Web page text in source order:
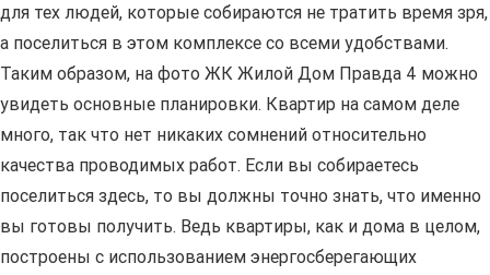
для тех людей, которые собираются не тратить время зря,
а поселиться в этом комплексе со всеми удобствами.
Таким образом, на фото ЖК Жилой Дом Правда 4 можно
увидеть основные планировки. Квартир на самом деле
много, так что нет никаких сомнений относительно
качества проводимых работ. Если вы собираетесь
поселиться здесь, то вы должны точно знать, что именно
вы готовы получить. Ведь квартиры, как и дома в целом,
построены с использованием энергосберегающих